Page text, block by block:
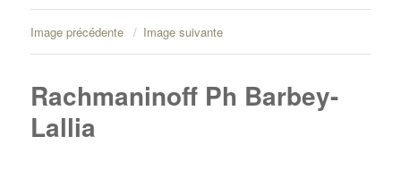
Image précédente Image suivante
Rachmaninoff Ph Barbey-
Lallia